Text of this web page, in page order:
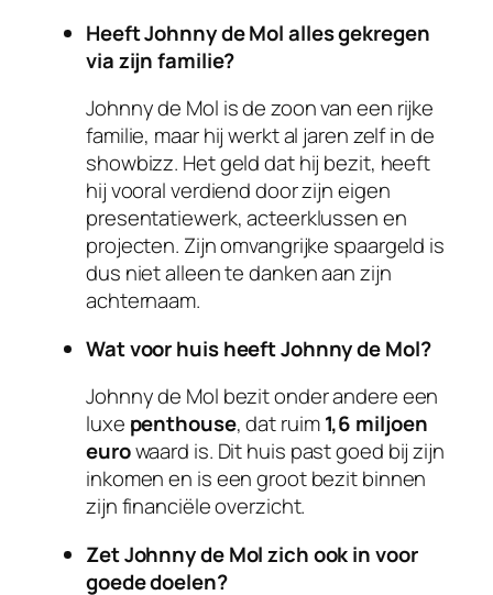
Heeft Johnny de Mol alles gekregen
via zijn familie?
Johnny de Mol is de zoon van een rijke
familie, maar hij werkt al jaren zelf in de
showbizz. Het geld dat hij bezit, heeft
hij vooral verdiend door zijn eigen
presentatiewerk, acteerklussen en
projecten. Zijn omvangrijke spaargeld is
dus niet alleen te danken aan zijn
achternaam.
Wat voor huis heeft Johnny de Mol?
Johnny de Mol bezit onder andere een
luxe penthouse, dat ruim1,6 miljoen
eurowaard is. Dit huis past goed bij zijn
inkomen en is een groot bezit binnen
zijn financiële overzicht.
Zet Johnny de Mol zich ook in voor
goede doelen?